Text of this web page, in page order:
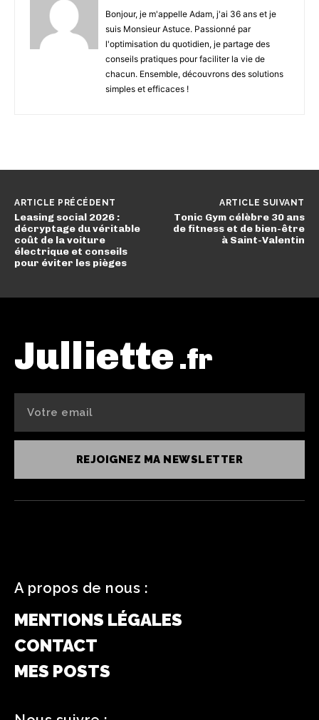
Bonjour, je m'appelle Adam, j'ai 36 ans et je
suis Monsieur Astuce. Passionné par
l'optimisation du quotidien, je partage des
conseils pratiques pour faciliter la vie de
chacun. Ensemble, découvrons des solutions
simples et efficaces !
ARTICLE PRÉCÉDENT
Leasing social 2026 :
décryptage du véritable
coût de la voiture
électrique et conseils
pour éviter les pièges
ARTICLE SUIVANT
Tonic Gym célèbre 30 ans
de fitness et de bien-être
à Saint-Valentin
Julliette .fr
REJOIGNEZ MA NEWSLETTER
A propos de nous :
MENTIONS LÉGALES
CONTACT
MES POSTS